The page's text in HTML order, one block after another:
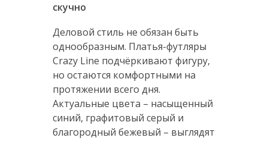
скучно
Деловой стиль не обязан быть
однообразным. Платья-футляры
Crazy Line подчёркивают фигуру,
но остаются комфортными на
протяжении всего дня.
Актуальные цвета – насыщенный
синий, графитовый серый и
благородный бежевый – выглядят